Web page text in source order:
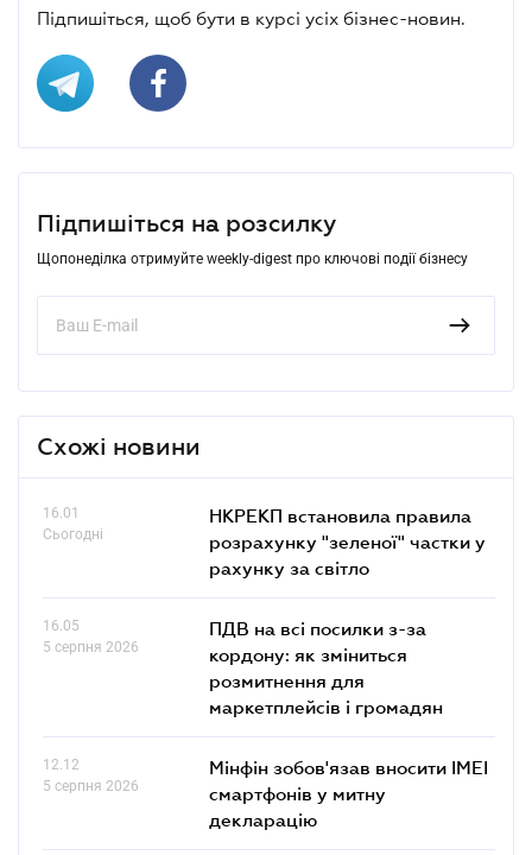
Підпишіться, щоб бути в курсі усіх бізнес-новин.
Підпишіться на розсилку
Щопонеділка отримуйте weekly-digest про ключові події бізнесу
Схожі новини
16.01
Сьогодні
НКРЕКП встановила правила
розрахунку "зеленої" частки у
рахунку за світло
16.05
5 серпня 2026
ПДВ на всі посилки з-за
кордону: як зміниться
розмитнення для
маркетплейсів і громадян
12.12
5 серпня 2026
Мінфін зобов'язав вносити IMEI
смартфонів у митну
декларацію